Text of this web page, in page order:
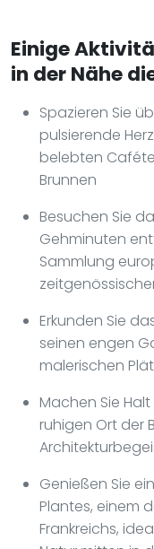
Einige
in der Nähe
Spazieren Sie
pulsierende
belebten
Brunnen
Besuchen Sie
Gehminuten
Sammlung
Erkunden Sie
seinen engen
malerischen
Machen Sie
ruhigen Ort der
Genießen Sie
Plantes, einem
Frankreichs,